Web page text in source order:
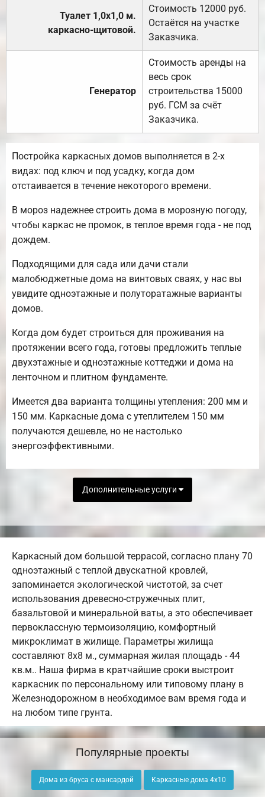
Туалет 1,0х1,0 м.
каркасно-щитовой.
Стоимость 12000 руб.
Остаётся на участке
Заказчика.
Генератор
Стоимость аренды на
весь срок
строительства 15000
руб. ГСМ за счёт
Заказчика.
Постройка каркасных домов выполняется в 2-х
видах: под ключ и под усадку, когда дом
отстаивается в течение некоторого времени.
В мороз надежнее строить дома в морозную погоду,
чтобы каркас не промок, в теплое время года - не под
дождем.
Подходящими для сада или дачи стали
малобюджетные дома на винтовых сваях, у нас вы
увидите одноэтажные и полуторатажные варианты
домов.
Когда дом будет строиться для проживания на
протяжении всего года, готовы предложить теплые
двухэтажные и одноэтажные коттеджи и дома на
ленточном и плитном фундаменте.
Имеется два варианта толщины утепления: 200 мм и
150 мм. Каркасные дома с утеплителем 150 мм
получаются дешевле, но не настолько
энергоэффективными.
Дополнительные услуги
Каркасный дом большой террасой, согласно плану 70
одноэтажный с теплой двускатной кровлей,
запоминается экологической чистотой, за счет
использования древесно-стружечных плит,
базальтовой и минеральной ваты, а это обеспечивает
первоклассную термоизоляцию, комфортный
микроклимат в жилище. Параметры жилища
составляют 8х8 м., суммарная жилая площадь - 44
кв.м.. Наша фирма в кратчайшие сроки выстроит
каркасник по персональному или типовому плану в
Железнодорожном в необходимое вам время года и
на любом типе грунта.
Популярные проекты
Дома из бруса с мансардой Каркасные дома 4х10